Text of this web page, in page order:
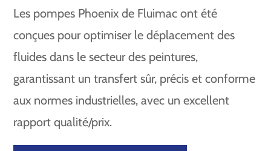
Les pompes Phoenix de Fluimac ont été
conçues pour optimiser le déplacement des
fluides dans le secteur des peintures,
garantissant un transfert sûr, précis et conforme
aux normes industrielles, avec un excellent
rapport qualité/prix.